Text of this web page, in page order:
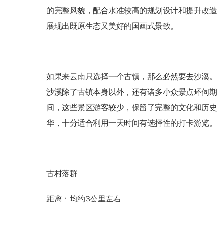
的完整风貌，配合水准较高的规划设计和提升改
展现出既原生态又美好的国画式景致。
如果来云南只选择一个古镇，那么必然要去沙溪
沙溪除了古镇本身以外，还有诸多小众景点环伺期
间，这些景区游客较少，保留了完整的文化和历
华，十分适合利用一天时间有选择性的打卡游览。
古村落群
距离：均约3公里左右